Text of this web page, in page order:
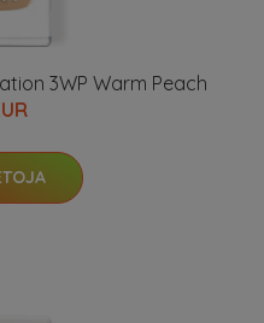
3WP Warm Peach